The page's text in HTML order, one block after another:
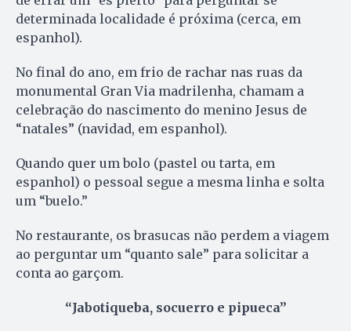
determinada localidade é próxima (cerca, em
espanhol).
No final do ano, em frio de rachar nas ruas da
monumental Gran Via madrilenha, chamam a
celebração do nascimento do menino Jesus de
“natales” (navidad, em espanhol).
Quando quer um bolo (pastel ou tarta, em
espanhol) o pessoal segue a mesma linha e solta
um “buelo.”
No restaurante, os brasucas não perdem a viagem
ao perguntar um “quanto sale” para solicitar a
conta ao garçom.
“Jabotiqueba, socuerro e pipueca”